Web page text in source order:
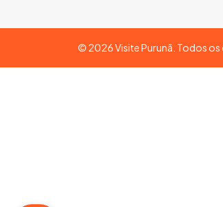
© 2026Visite Purunã. Todos